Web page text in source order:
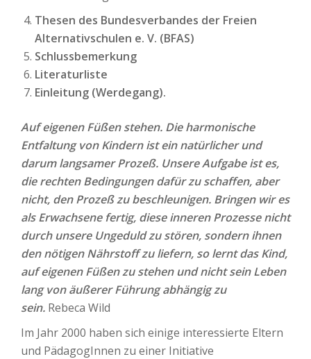
Thesen des Bundesverbandes der Freien
Alternativschulen e. V. (BFAS)
Schlussbemerkung
Literaturliste
Einleitung (Werdegang).
Auf eigenen Füßen stehen. Die harmonische
Entfaltung von Kindern ist ein natürlicher und
darum langsamer Prozeß. Unsere Aufgabe ist es,
die rechten Bedingungen dafür zu schaffen, aber
nicht, den Prozeß zu beschleunigen. Bringen wir es
als Erwachsene fertig, diese inneren Prozesse nicht
durch unsere Ungeduld zu stören, sondern ihnen
den nötigen Nährstoff zu liefern, so lernt das Kind,
auf eigenen Füßen zu stehen und nicht sein Leben
lang von äußerer Führung abhängig zu
sein. Rebeca Wild
Im Jahr 2000 haben sich einige interessierte Eltern
und PädagogInnen zu einer Initiative